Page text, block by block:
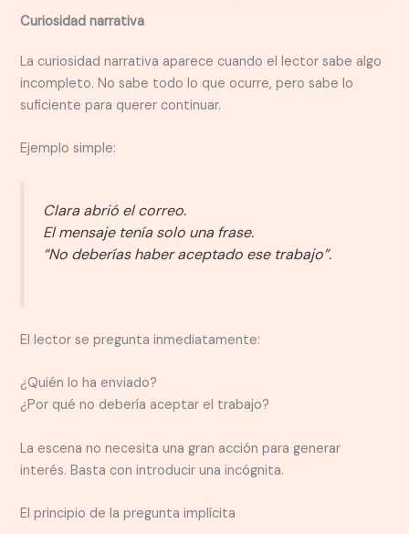
Curiosidad narrativa
La curiosidad narrativa aparece cuando el lector sabe algo
incompleto. No sabe todo lo que ocurre, pero sabe lo
suficiente para querer continuar.
Ejemplo simple:
Clara abrió el correo.
El mensaje tenía solo una frase.
“No deberías haber aceptado ese trabajo”.
El lector se pregunta inmediatamente:
¿Quién lo ha enviado?
¿Por qué no debería aceptar el trabajo?
La escena no necesita una gran acción para generar
interés. Basta con introducir una incógnita.
El principio de la pregunta implícita